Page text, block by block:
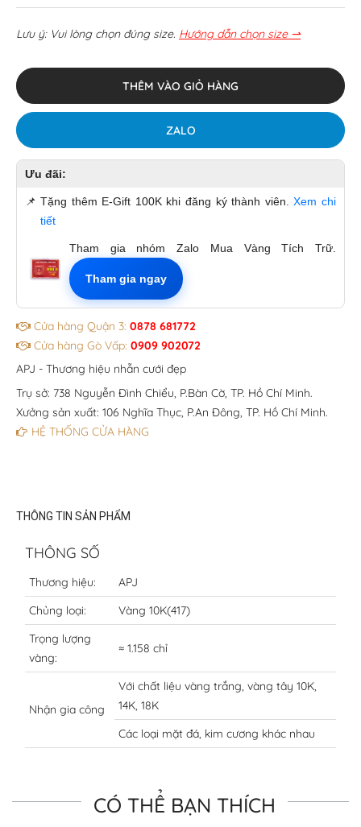
Lưu ý: Vui lòng chọn đúng size. Hướng dẫn chọn size ⇀
THÊM VÀO GIỎ HÀNG
ZALO
Ưu đãi:
📌 Tặng thêm E-Gift 100K khi đăng ký thành viên.Xem chi
tiết
Tham gia nhóm Zalo Mua Vàng Tích Trữ.
Tham gia ngay
Cửa hàng Quận 3: 0878 681772
Cửa hàng Gò Vấp: 0909 902072
APJ - Thương hiệu nhẫn cưới đẹp
Trụ sở: 738 Nguyễn Đình Chiểu, P.Bàn Cờ, TP. Hồ Chí Minh.
Xưởng sản xuất: 106 Nghĩa Thục, P.An Đông, TP. Hồ Chí Minh.
HỆ THỐNG CỬA HÀNG
THÔNG TIN SẢN PHẨM
THÔNG SỐ
Thương hiệu:
APJ
Chủng loại:
Vàng 10K(417)
Trọng lượng
vàng:
≈ 1.158 chỉ
Nhận gia công
Với chất liệu vàng trắng, vàng tây 10K,
14K, 18K
Các loại mặt đá, kim cương khác nhau
CÓ THỂ BẠN THÍCH